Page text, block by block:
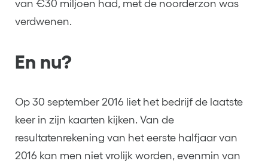
van €30 miljoen had, met de noorderzon was
verdwenen.
En nu?
Op 30 september 2016 liet het bedrijf de laatste
keer in zijn kaarten kijken. Van de
resultatenrekening van het eerste halfjaar van
2016 kan men niet vrolijk worden, evenmin van